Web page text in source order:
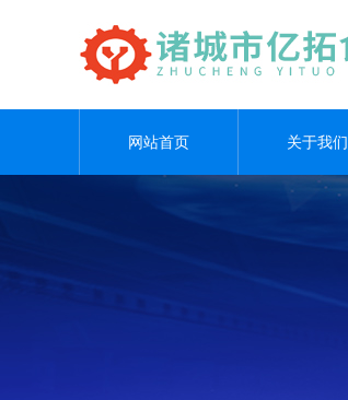
网站首页 关于我们